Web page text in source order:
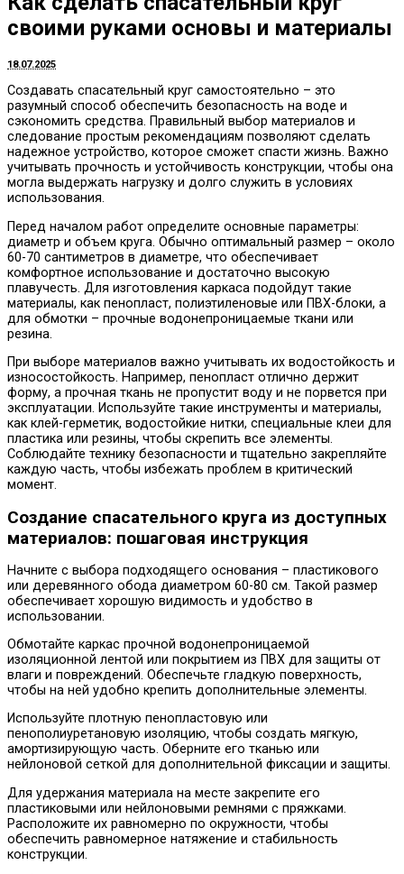
своими руками основы и материалы
18.07.2025
Создавать спасательный круг самостоятельно – это
разумный способ обеспечить безопасность на воде и
сэкономить средства. Правильный выбор материалов и
следование простым рекомендациям позволяют сделать
надежное устройство, которое сможет спасти жизнь. Важно
учитывать прочность и устойчивость конструкции, чтобы она
могла выдержать нагрузку и долго служить в условиях
использования.
Перед началом работ определите основные параметры:
диаметр и объем круга. Обычно оптимальный размер – около
60-70 сантиметров в диаметре, что обеспечивает
комфортное использование и достаточно высокую
плавучесть. Для изготовления каркаса подойдут такие
материалы, как пенопласт, полиэтиленовые или ПВХ-блоки, а
для обмотки – прочные водонепроницаемые ткани или
резина.
При выборе материалов важно учитывать их водостойкость и
износостойкость. Например, пенопласт отлично держит
форму, а прочная ткань не пропустит воду и не порвется при
эксплуатации. Используйте такие инструменты и материалы,
как клей-герметик, водостойкие нитки, специальные клеи для
пластика или резины, чтобы скрепить все элементы.
Соблюдайте технику безопасности и тщательно закрепляйте
каждую часть, чтобы избежать проблем в критический
момент.
Создание спасательного круга из доступных
материалов: пошаговая инструкция
Начните с выбора подходящего основания – пластикового
или деревянного обода диаметром 60-80 см. Такой размер
обеспечивает хорошую видимость и удобство в
использовании.
Обмотайте каркас прочной водонепроницаемой
изоляционной лентой или покрытием из ПВХ для защиты от
влаги и повреждений. Обеспечьте гладкую поверхность,
чтобы на ней удобно крепить дополнительные элементы.
Используйте плотную пенопластовую или
пенополиуретановую изоляцию, чтобы создать мягкую,
амортизирующую часть. Оберните его тканью или
нейлоновой сеткой для дополнительной фиксации и защиты.
Для удержания материала на месте закрепите его
пластиковыми или нейлоновыми ремнями с пряжками.
Расположите их равномерно по окружности, чтобы
обеспечить равномерное натяжение и стабильность
конструкции.